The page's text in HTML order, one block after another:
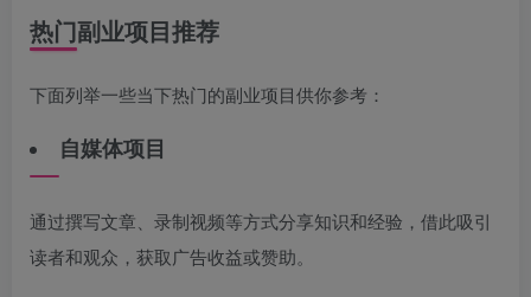
热门副业项目推荐
下面列举一些当下热门的副业项目供你参考：
自媒体项目
通过撰写文章、录制视频等方式分享知识和经验，借此吸引
读者和观众，获取广告收益或赞助。